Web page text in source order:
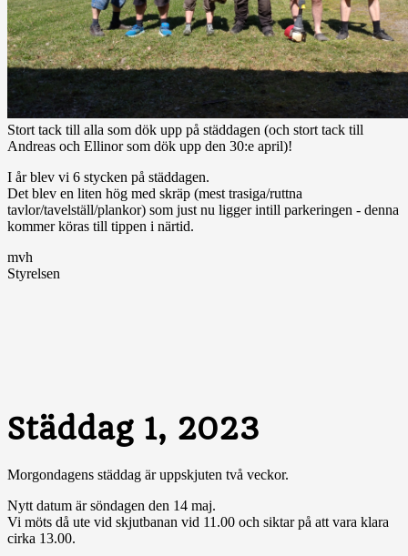
Stort tack till alla som dök upp på städdagen (och stort tack till
Andreas och Ellinor som dök upp den 30:e april)!
I år blev vi 6 stycken på städdagen.
Det blev en liten hög med skräp (mest trasiga/ruttna
tavlor/tavelställ/plankor) som just nu ligger intill parkeringen - denna
kommer köras till tippen i närtid.
mvh
Styrelsen
Städdag 1, 2023
Morgondagens städdag är uppskjuten två veckor.
Nytt datum är söndagen den 14 maj.
Vi möts då ute vid skjutbanan vid 11.00 och siktar på att vara klara
cirka 13.00.